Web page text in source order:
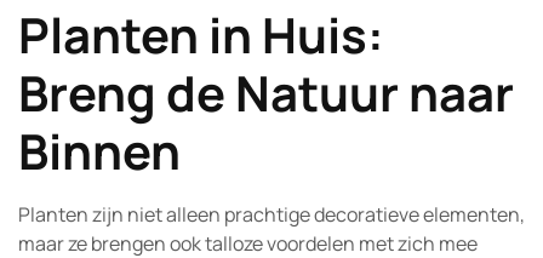
2025
Planten in Huis:
Breng de Natuur naar
Binnen
Planten zijn niet alleen prachtige decoratieve elementen,
maar ze brengen ook talloze voordelen met zich mee